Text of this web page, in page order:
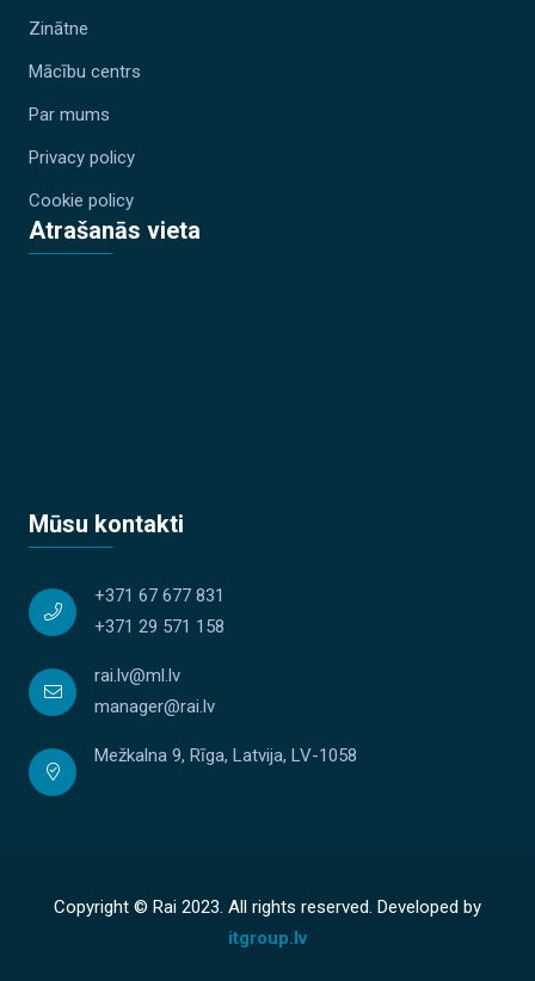
Zinātne
Mācību centrs
Par mums
Privacy policy
Cookie policy
Atrašanās vieta
Mūsu kontakti
+371 67 677 831
+371 29 571 158
rai.lv@ml.lv
manager@rai.lv
Mežkalna 9, Rīga, Latvija, LV-1058
Copyright © Rai 2023. All rights reserved. Developed by
itgroup.lv